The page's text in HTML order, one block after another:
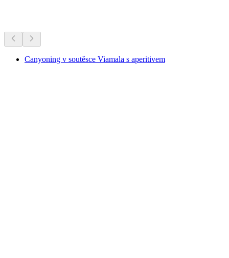
Canyoning v soutěsce Viamala s aperitivem